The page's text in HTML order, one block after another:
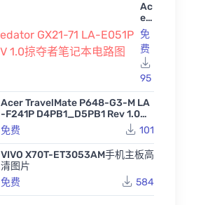
Ac
er
Pr
ed
at
or
GX
21
-7
1 L
A-
E0
51
P
2
RE
免
费
95
Acer TravelMate P648-G3-M LA
-F241P D4PB1_D5PB1 Rev 1.0宏
基笔记本图纸
免费 101
VIVO X70T-ET3053AM手机主板高
清图片
免费
584